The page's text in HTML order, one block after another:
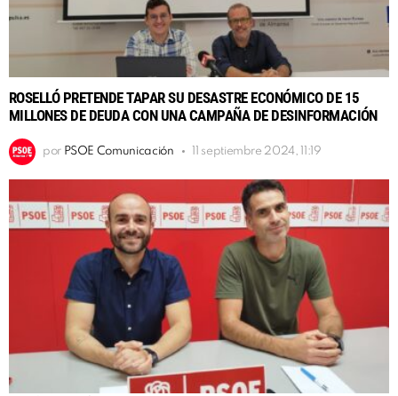
ROSELLÓ PRETENDE TAPAR SU DESASTRE ECONÓMICO DE 15
MILLONES DE DEUDA CON UNA CAMPAÑA DE DESINFORMACIÓN
por PSOE Comunicación 11 septiembre 2024, 11:19